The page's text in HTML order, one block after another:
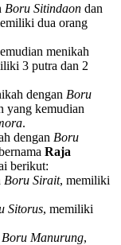
Boru Sitindaon dan
dua orang
menikah
3 putra dan 2
dengan Boru
yang kemudian
.
dengan Boru
Raja
berikut:
Boru Sirait, memiliki
Sitorus, memiliki
Boru Manurung,